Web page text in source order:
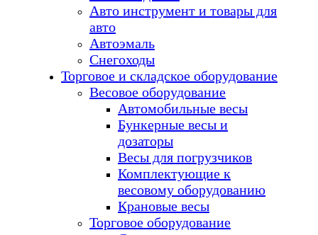
Авто инструмент и товары для
авто
Автоэмаль
Снегоходы
Торговое и складское оборудование
Весовое оборудование
Автомобильные весы
Бункерные весы и
дозаторы
Весы для погрузчиков
Комплектующие к
весовому оборудованию
Крановые весы
Торговое оборудование